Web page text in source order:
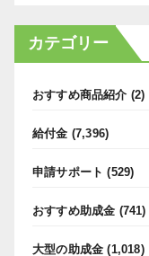
カテゴリー
おすすめ商品紹介 (2)
給付金 (7,396)
申請サポート (529)
おすすめ助成金 (741)
大型の助成金 (1,018)